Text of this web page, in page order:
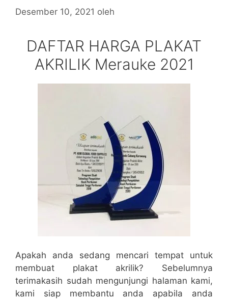
Desember 10, 2021 oleh
DAFTAR HARGA PLAKAT
AKRILIK Merauke 2021
Apakah anda sedang mencari tempat untuk
membuat plakat akrilik? Sebelumnya
terimakasih sudah mengunjungi halaman kami,
kami siap membantu anda apabila anda